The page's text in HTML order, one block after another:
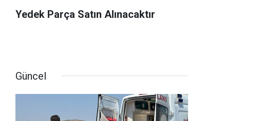
Yedek Parça Satın Alınacaktır
Güncel